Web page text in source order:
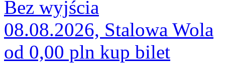
Bez wyjścia
08.08.2026, Stalowa Wola
od 0,00 pln kup bilet